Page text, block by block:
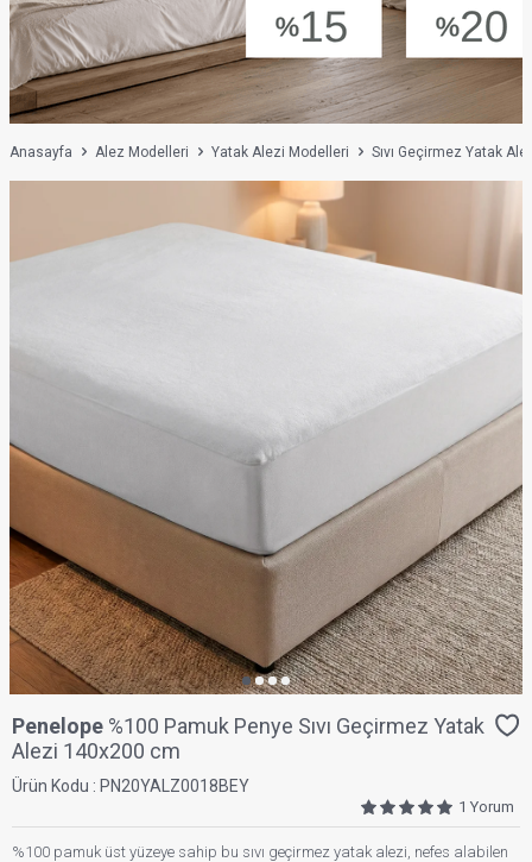
Anasayfa Alez Modelleri Yatak Alezi Modelleri Sıvı Geçirmez Yatak
Penelope %100 Pamuk Penye Sıvı Geçirmez Yatak
Alezi 140x200 cm
Ürün Kodu : PN20YALZ0018BEY
1 Yorum
%100 pamuk üst yüzeye sahip bu sıvı geçirmez yatak alezi, nefes alabilen